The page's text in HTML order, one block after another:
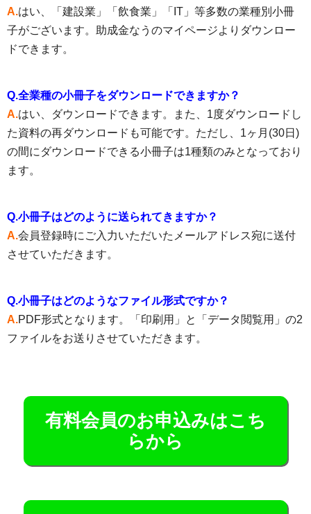
A.はい、「建設業」「飲食業」「IT」等多数の業種別小冊
子がございます。助成金なうのマイページよりダウンロー
ドできます。
Q.全業種の小冊子をダウンロードできますか？
A.はい、ダウンロードできます。また、1度ダウンロードし
た資料の再ダウンロードも可能です。ただし、1ヶ月(30日)
の間にダウンロードできる小冊子は1種類のみとなっており
ます。
Q.小冊子はどのように送られてきますか？
A.会員登録時にご入力いただいたメールアドレス宛に送付
させていただきます。
Q.小冊子はどのようなファイル形式ですか？
A.PDF形式となります。「印刷用」と「データ閲覧用」の2
ファイルをお送りさせていただきます。
有料会員のお申込みはこち
らから